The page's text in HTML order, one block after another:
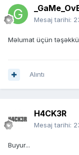
Mesaj tarihi:
Məlumat üçün
Alıntı
H4CK3R
Mesaj tarihi:
Buyur...